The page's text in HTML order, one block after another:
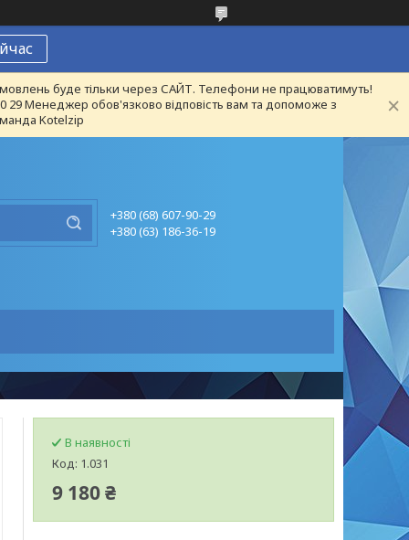
буде тільки через САЙТ. Телефони не працюватимуть!
29 Менеджер обов'язково відповість вам та допоможе з
Kotelzip
+380 (68) 607-90-29
+380 (63) 186-36-19
В наявності
Код: 1.031
9 180 ₴